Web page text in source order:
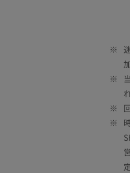
※
※
※
※